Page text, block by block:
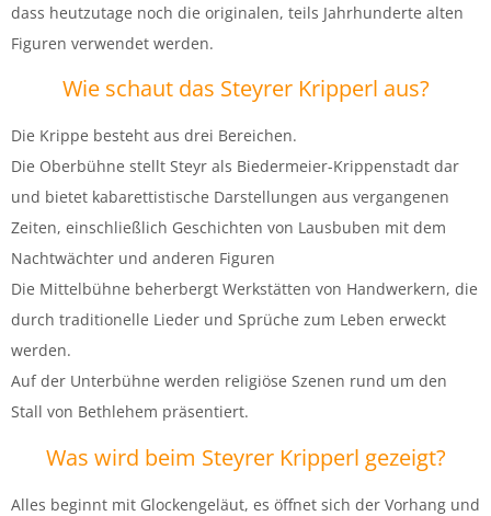
dass heutzutage noch die originalen, teils Jahrhunderte alten
Figuren verwendet werden.
Wie schaut das Steyrer Kripperl aus?
Die Krippe besteht aus drei Bereichen.
Die Oberbühne stellt Steyr als Biedermeier-Krippenstadt dar
und bietet kabarettistische Darstellungen aus vergangenen
Zeiten, einschließlich Geschichten von Lausbuben mit dem
Nachtwächter und anderen Figuren
Die Mittelbühne beherbergt Werkstätten von Handwerkern, die
durch traditionelle Lieder und Sprüche zum Leben erweckt
werden.
Auf der Unterbühne werden religiöse Szenen rund um den
Stall von Bethlehem präsentiert.
Was wird beim Steyrer Kripperl gezeigt?
Alles beginnt mit Glockengeläut, es öffnet sich der Vorhang und